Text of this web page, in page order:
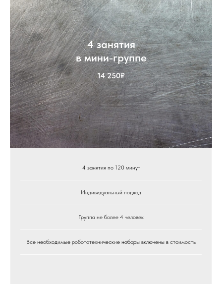
4 занятия
в мини-группе
14 250₽
4 занятия по 120 минут
Индивидуальный подход
Группа не более 4 человек
Все необходимые робототехнические наборы включены в стоимость